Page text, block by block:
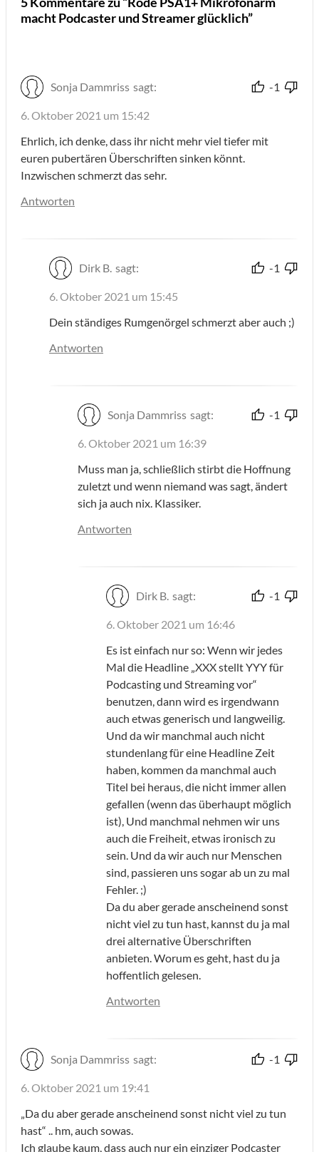
macht Podcaster und Streamer glücklich”
Sonja Dammriss sagt: -1
6. Oktober 2021 um 15:42
Ehrlich, ich denke, dass ihr nicht mehr viel tiefer mit
euren pubertären Überschriften sinken könnt.
Inzwischen schmerzt das sehr.
Antworten
Dirk B. sagt: -1
6. Oktober 2021 um 15:45
Dein ständiges Rumgenörgel schmerzt aber auch ;)
Antworten
Sonja Dammriss sagt: -1
6. Oktober 2021 um 16:39
Muss man ja, schließlich stirbt die Hoffnung
zuletzt und wenn niemand was sagt, ändert
sich ja auch nix. Klassiker.
Antworten
Dirk B. sagt: -1
6. Oktober 2021 um 16:46
Es ist einfach nur so: Wenn wir jedes
Mal die Headline „XXX stellt YYY für
Podcasting und Streaming vor“
benutzen, dann wird es irgendwann
auch etwas generisch und langweilig.
Und da wir manchmal auch nicht
stundenlang für eine Headline Zeit
haben, kommen da manchmal auch
Titel bei heraus, die nicht immer allen
gefallen (wenn das überhaupt möglich
ist), Und manchmal nehmen wir uns
auch die Freiheit, etwas ironisch zu
sein. Und da wir auch nur Menschen
sind, passieren uns sogar ab un zu mal
Fehler. ;)
Da du aber gerade anscheinend sonst
nicht viel zu tun hast, kannst du ja mal
drei alternative Überschriften
anbieten. Worum es geht, hast du ja
hoffentlich gelesen.
Antworten
Sonja Dammriss sagt: -1
6. Oktober 2021 um 19:41
„Da du aber gerade anscheinend sonst nicht viel zu tun
hast“ .. hm, auch sowas.
Ich glaube kaum, dass auch nur ein einziger Podcaster